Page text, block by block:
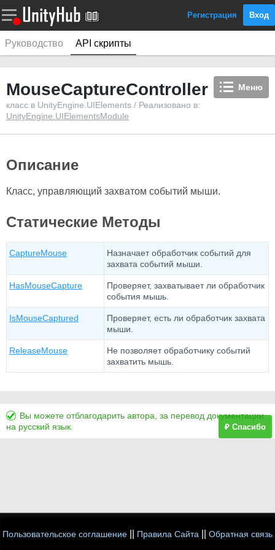
Регистрация Вход
Руководство API скрипты
Меню
MouseCaptureController
класс в UnityEngine.UIElements / Реализовано в:
UnityEngine.UIElementsModule
Описание
Класс, управляющий захватом событий мыши.
Статические Методы
CaptureMouse
Назначает обработчик событий для
захвата событий мыши.
HasMouseCapture
Проверяет, захватывает ли обработчик
события мышь.
IsMouseCaptured
Проверяет, есть ли обработчик захвата
мыши.
ReleaseMouse
Не позволяет обработчику событий
захватить мышь.
Вы можете отблагодарить автора, за перевод документации
на русский язык.
₽ Спасибо
Пользовательское соглашение Правила Сайта Обратная связь